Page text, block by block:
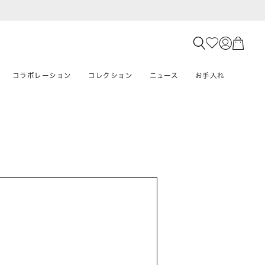
コラボレーション コレクション ニュース お手入れ